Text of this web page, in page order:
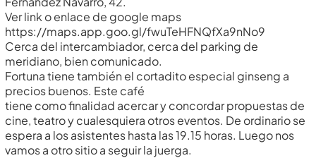
Ver link o enlace de google maps
https://maps.app.goo.gl/fwuTeHFNQfXa9nNo9
Cerca del intercambiador, cerca del parking de
meridiano, bien comunicado.
Fortuna tiene también el cortadito especial ginseng a
precios buenos. Este café
tiene como finalidad acercar y concordar propuestas de
cine, teatro y cualesquiera otros eventos. De ordinario se
espera a los asistentes hasta las 19.15 horas. Luego nos
vamos a otro sitio a seguir la juerga.